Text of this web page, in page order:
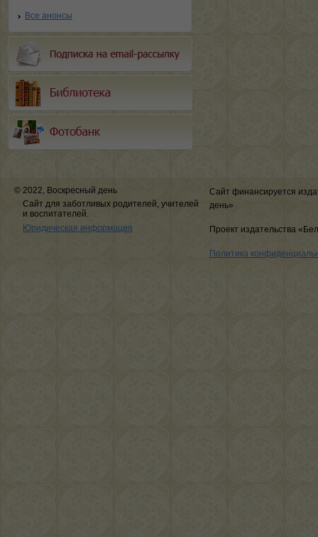
Все анонсы
© 2022, Воскресный день
Сайт для заботливых родителей, учителей
и воспитателей.
Юридическая информация
Сайт финансируется
день»
Проект издательства
Политика